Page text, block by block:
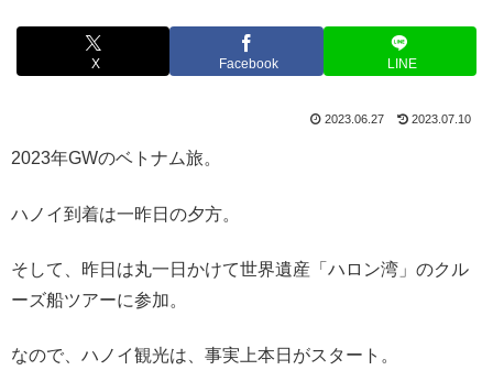
X Facebook LINE
2023.06.27 2023.07.10
2023年GWのベトナム旅。
ハノイ到着は一昨日の夕方。
そして、昨日は丸一日かけて世界遺産「ハロン湾」のクル
ーズ船ツアーに参加。
なので、ハノイ観光は、事実上本日がスタート。